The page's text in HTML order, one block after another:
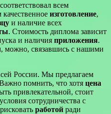
всем
изготовление,
и наличие всех
. Стоимость диплома зависит
и наличия приложения.
, можно, связавшись с нашими
России. Мы предлагаем
помнить, что хотя цена
привлекательной, стоит
сотрудничества с
работой ради